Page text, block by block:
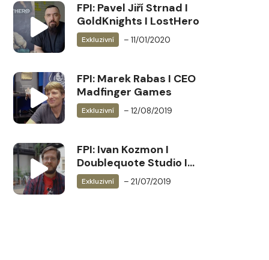
FPI: Pavel Jiří Strnad I
GoldKnights I LostHero
Exkluzivní – 11/01/2020
FPI: Marek Rabas I CEO
Madfinger Games
Exkluzivní – 12/08/2019
FPI: Ivan Kozmon I
Doublequote Studio I
Blood will be Spilled
Exkluzivní – 21/07/2019